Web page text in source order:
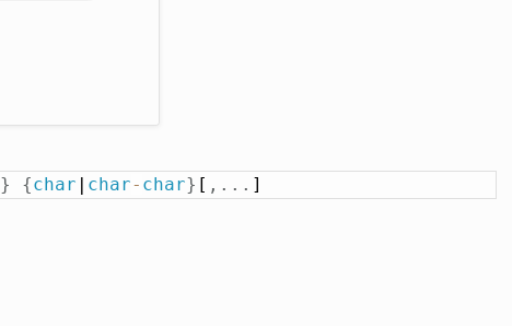
} {char char- char} [ , . . . ]